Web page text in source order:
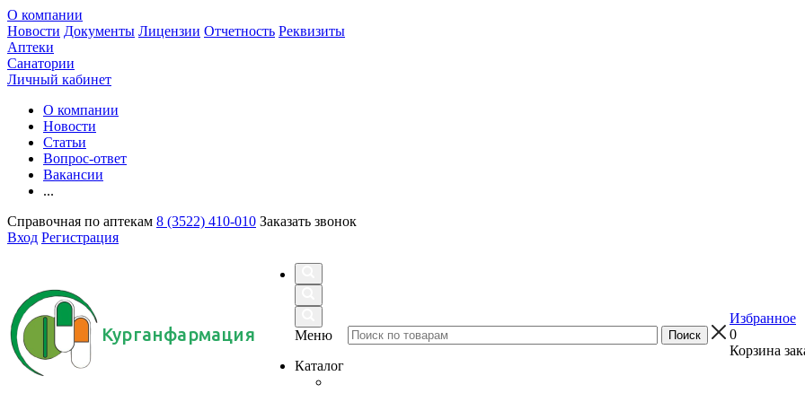
О компании
Новости Документы Лицензии Отчетность Реквизиты
Аптеки
Санатории
Личный кабинет
О компании
Новости
Статьи
Вопрос-ответ
Вакансии
...
Справочная по аптекам 8 (3522) 410-010 Заказать звонок
Вход Регистрация
Курганфармация
Меню
Каталог
Избранное
0
Корзина